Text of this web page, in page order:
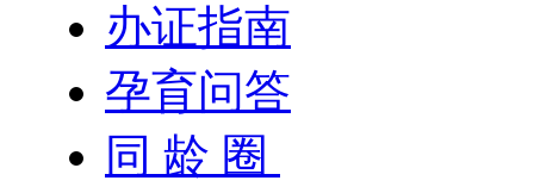
办证指南
孕育问答
同 龄 圈